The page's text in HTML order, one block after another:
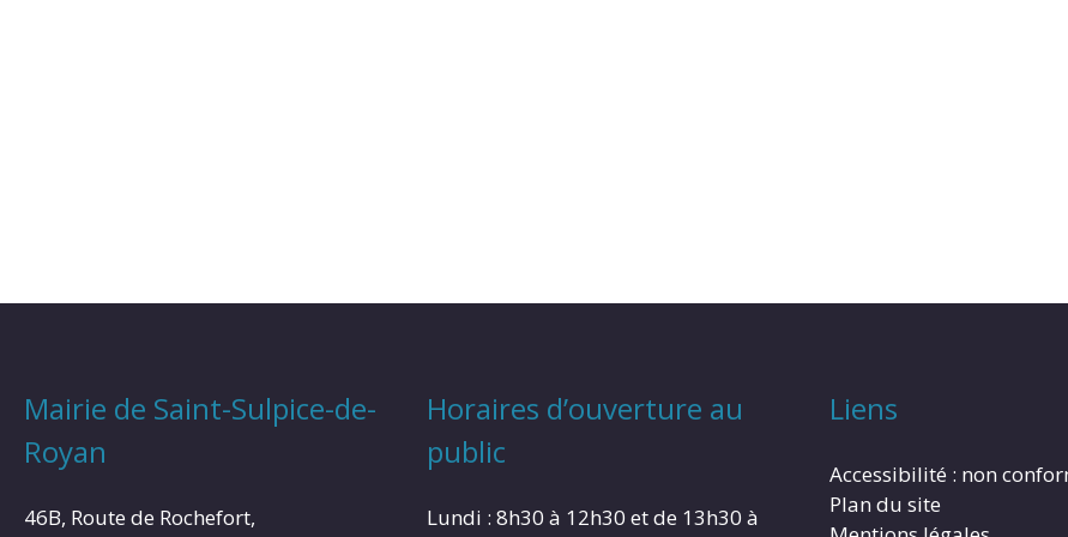
Mairie de Saint-Sulpice-de-
Royan
46B, Route de Rochefort,
Horaires d’ouverture au
public
Lundi : 8h30 à 12h30 et de 13h30 à
Liens
Accessibilité : non
Plan du site